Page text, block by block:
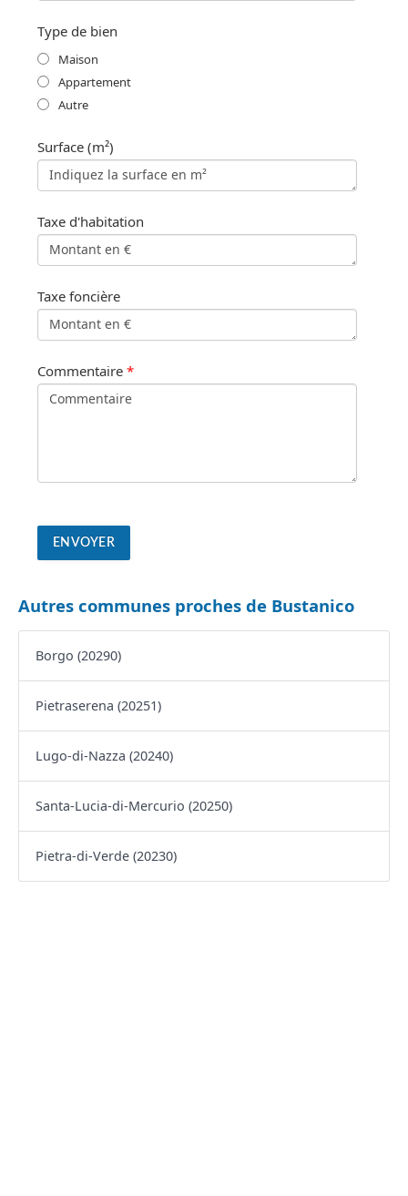
Type de bien
Maison
Appartement
Autre
Surface (m²)
Taxe d'habitation
Taxe foncière
Commentaire *
Autres communes proches de Bustanico
Borgo (20290)
Pietraserena (20251)
Lugo-di-Nazza (20240)
Santa-Lucia-di-Mercurio (20250)
Pietra-di-Verde (20230)